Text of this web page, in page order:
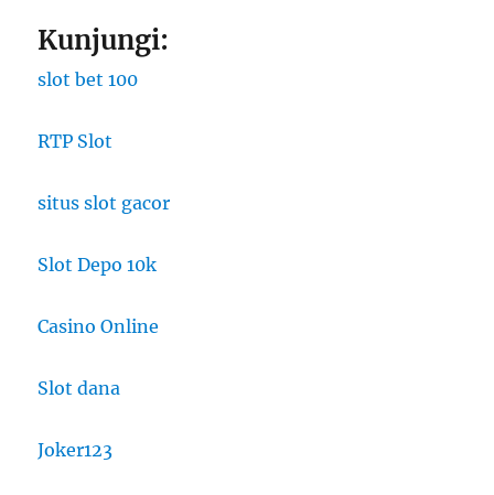
Kunjungi:
slot bet 100
RTP Slot
situs slot gacor
Slot Depo 10k
Casino Online
Slot dana
Joker123